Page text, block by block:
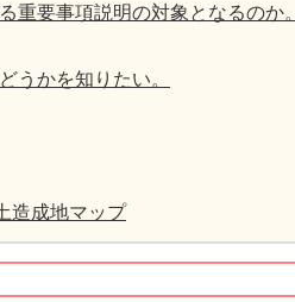
重要事項説明の対象となるのか。
うかを知りたい。
造成地マップ